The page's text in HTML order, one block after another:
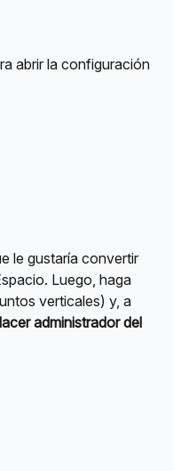
abrir la configuración
le gustaría convertir
Luego, haga
verticales) y, a
administrador del